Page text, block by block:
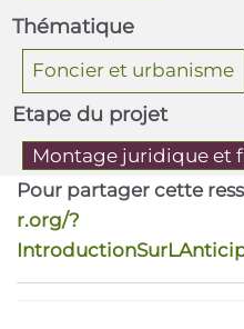
Thématique
Foncier et urbanisme
Etape du projet
Montage juridique et
Pour partager cette
r.org/?